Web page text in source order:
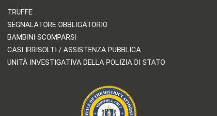
TRUFFE
SEGNALATORE OBBLIGATORIO
BAMBINI SCOMPARSI
CASI IRRISOLTI / ASSISTENZA PUBBLICA
UNITÀ INVESTIGATIVA DELLA POLIZIA DI STATO